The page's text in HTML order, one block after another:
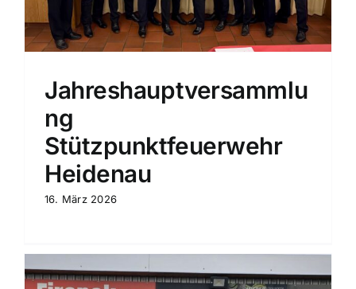
Jahreshauptversammlu
ng
Stützpunktfeuerwehr
Heidenau
16. März 2026